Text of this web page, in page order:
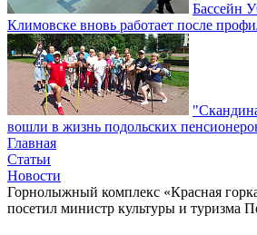
Бассейн
Климовске вновь работает после
вошли в жизнь подольских
Главная
Статьи
Новости
Горнолыжный комплекс «Красная
посетил министр культуры и туризма